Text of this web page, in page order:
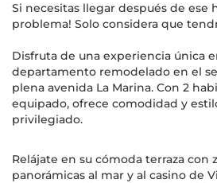
Si necesitas llegar después de ese
problema! Solo considera que
Disfruta de una experiencia única
departamento remodelado en el
plena avenida La Marina. Con 2
equipado, ofrece comodidad y
privilegiado.
Relájate en su cómoda terraza con
panorámicas al mar y al casino de